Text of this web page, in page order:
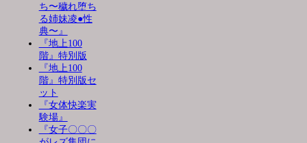
ち〜穢れ堕ち
る姉妹凌●性
典〜』
『地上100
階』特別版
『地上100
階』特別版セ
ット
『女体快楽実
験場』
『女子〇〇〇